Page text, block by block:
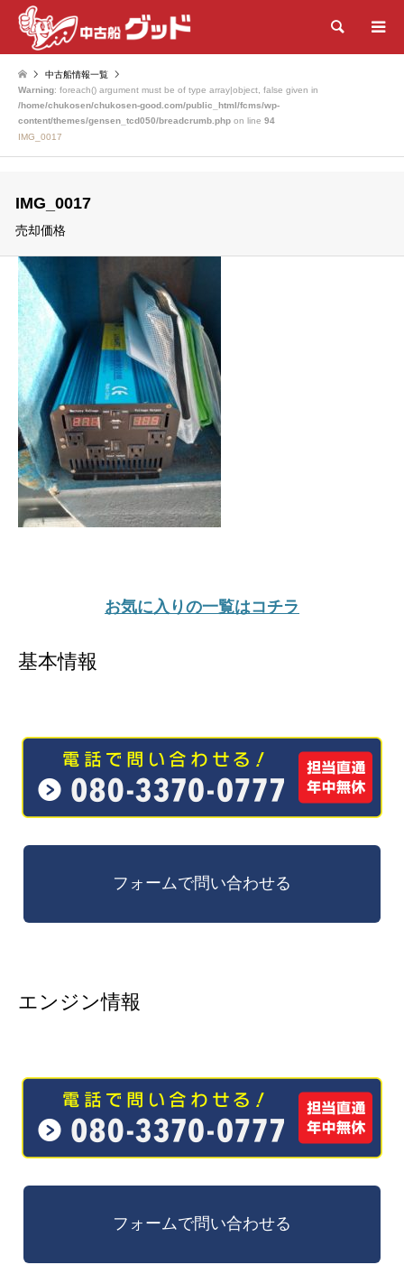
検索
中古船情報一覧
Warning: foreach() argument must be of type array|object, false given in
/home/chukosen/chukosen-good.com/public_html/fcms/wp-
content/themes/gensen_tcd050/breadcrumb.php on line 94
IMG_0017
IMG_0017
売却価格
お気に入りの一覧はコチラ
基本情報
エンジン情報